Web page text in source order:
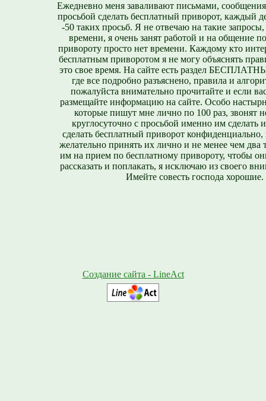
Ежедневно меня заваливают письмами,
просьбой сделать бесплатный приворот, каждый
-50 таких просьб. Я не отвечаю на такие
времени, я очень занят работой и на общение
привороту просто нет времени. Каждому кто
бесплатным приворотом я не могу объяснять
это свое время. На сайте есть раздел
где все подробно разъяснено, правила и
пожалуйста внимательно прочитайте и если
размещайте информацию на сайте. Особо
которые пишут мне лично по 100 раз, звонят
круглосуточно с просьбой именно им сделать
сделать бесплатный приворот конфиденциально,
желательно принять их лично и не менее чем два
им на прием по бесплатному привороту, чтобы
рассказать и поплакать, я исключаю из своего
Имейте совесть господа хорошие.
Создание сайта - LineAct